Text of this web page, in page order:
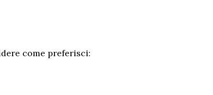
come preferisci: